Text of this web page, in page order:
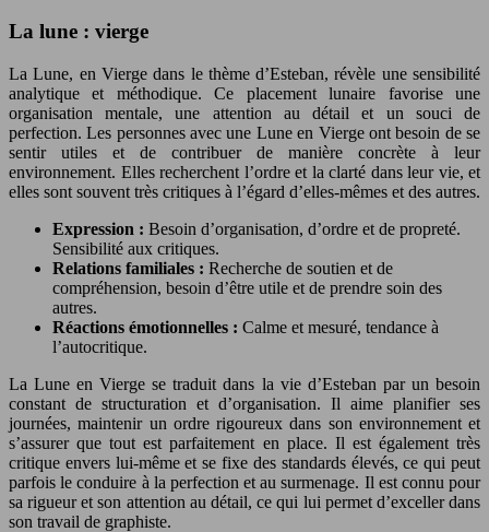
La lune : vierge
La Lune, en Vierge dans le thème d’Esteban, révèle une sensibilité
analytique et méthodique. Ce placement lunaire favorise une
organisation mentale, une attention au détail et un souci de
perfection. Les personnes avec une Lune en Vierge ont besoin de se
sentir utiles et de contribuer de manière concrète à leur
environnement. Elles recherchent l’ordre et la clarté dans leur vie, et
elles sont souvent très critiques à l’égard d’elles-mêmes et des autres.
Expression : Besoin d’organisation, d’ordre et de propreté.
Sensibilité aux critiques.
Relations familiales : Recherche de soutien et de
compréhension, besoin d’être utile et de prendre soin des
autres.
Réactions émotionnelles : Calme et mesuré, tendance à
l’autocritique.
La Lune en Vierge se traduit dans la vie d’Esteban par un besoin
constant de structuration et d’organisation. Il aime planifier ses
journées, maintenir un ordre rigoureux dans son environnement et
s’assurer que tout est parfaitement en place. Il est également très
critique envers lui-même et se fixe des standards élevés, ce qui peut
parfois le conduire à la perfection et au surmenage. Il est connu pour
sa rigueur et son attention au détail, ce qui lui permet d’exceller dans
son travail de graphiste.